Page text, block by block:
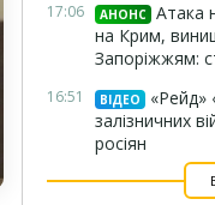
17:06 АНОНС Атака
на Крим,
Запоріжжям:
16:51 ВІДЕО
«Рейд»
залізничних
росіян